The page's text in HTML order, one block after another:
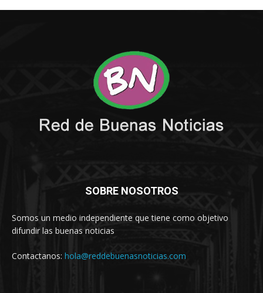
SOBRE NOSOTROS
Somos un medio independiente que tiene como objetivo
difundir las buenas noticias
Contactanos: hola@reddebuenasnoticias.com